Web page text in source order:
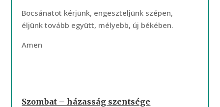
Bocsánatot kérjünk, engeszteljünk szépen,
éljünk tovább együtt, mélyebb, új békében.
Amen
Szombat – házasság szentsége